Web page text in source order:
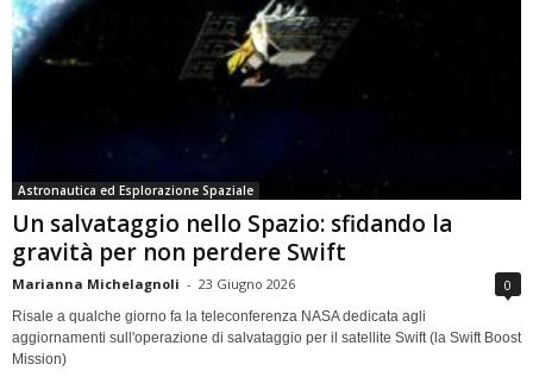
Astronautica ed Esplorazione Spaziale
Un salvataggio nello Spazio: sfidando la
gravità per non perdere Swift
Marianna Michelagnoli - 23 Giugno 2026 0
Risale a qualche giorno fa la teleconferenza NASA dedicata agli
aggiornamenti sull'operazione di salvataggio per il satellite Swift (la Swift Boost
Mission)